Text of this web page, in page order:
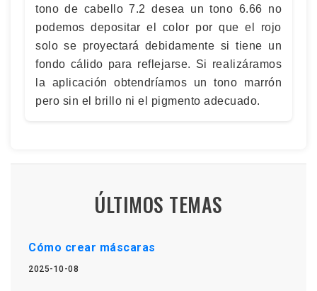
tono de cabello 7.2 desea un tono 6.66 no
podemos depositar el color por que el rojo
solo se proyectará debidamente si tiene un
fondo cálido para reflejarse. Si realizáramos
la aplicación obtendríamos un tono marrón
pero sin el brillo ni el pigmento adecuado.
ÚLTIMOS TEMAS
Cómo crear máscaras
2025-10-08